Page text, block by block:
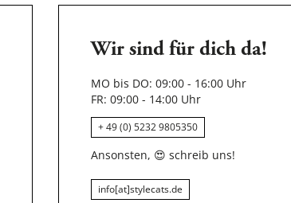
Wir sind für dich da!
MO bis DO: 09:00 - 16:00 Uhr
FR: 09:00 - 14:00 Uhr
+ 49 (0) 5232 9805350
Ansonsten, 😍 schreib uns!
info[at]stylecats.de